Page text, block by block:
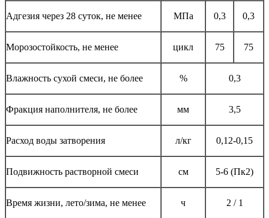
Адгезия через 28 суток, не менее МПа 0,3 0,3
Морозостойкость, не менее цикл 75 75
Влажность сухой смеси, не более % 0,3
Фракция наполнителя, не более мм 3,5
Расход воды затворения л/кг 0,12-0,15
Подвижность растворной смеси см 5-6 (Пк2)
Время жизни, лето/зима, не менее ч 2 / 1